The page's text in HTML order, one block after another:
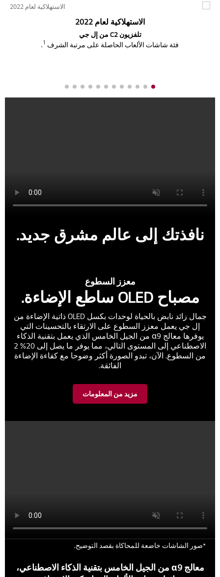
الاستهلاكية لعام 2022
تلفزيون C2 من إل جي
فئة شاشات الألعاب الحاصلة على مرتبة الشرف 1
.
نافذتك إلى عالم مشرق جديد.
معزز السطوع
مصباح OLED ساطع الإضاءة.
جمال زائد نابض بالحياة لوحدات بكسل OLED ذاتية الإضاءة من
إل جي يعمل معزز السطوع على الارتقاء بالتحسينات التي
يوفرها معالج α9 من الجيل الخامس الذي يعمل بتقنية الذكاء
الاصطناعي إلى المستوى التالي، مما يوفر ما يصل إلى 20% 2
من السطوع. الآن، تبدو الصورة أكثر وضوحا مع كفاءة الإضاءة
الفائقة.
مزيد من المعلومات
*صور الشاشات خاضعة للمحاكاة بقصد التوضيح.
معالج α9 من الجيل الخامس بتقنية الذكاء الاصطناعي،